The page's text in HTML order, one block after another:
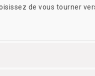
de vous tourner